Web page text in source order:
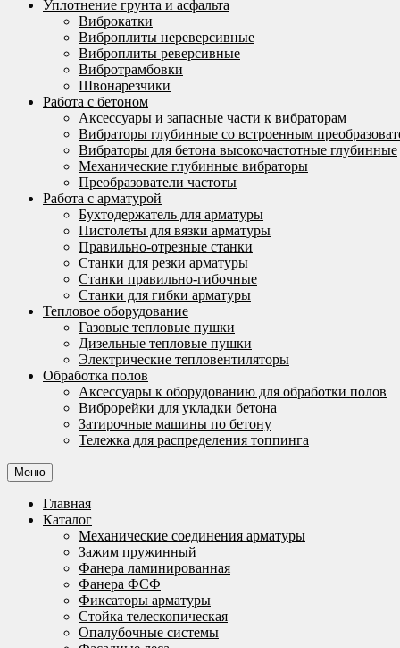
Уплотнение грунта и асфальта
Виброкатки
Виброплиты нереверсивные
Виброплиты реверсивные
Вибротрамбовки
Швонарезчики
Работа с бетоном
Аксессуары и запасные части к вибраторам
Вибраторы глубинные со встроенным
Вибраторы для бетона высокочастотные глубинные
Механические глубинные вибраторы
Преобразователи частоты
Работа с арматурой
Бухтодержатель для арматуры
Пистолеты для вязки арматуры
Правильно-отрезные станки
Станки для резки арматуры
Станки правильно-гибочные
Станки для гибки арматуры
Тепловое оборудование
Газовые тепловые пушки
Дизельные тепловые пушки
Электрические тепловентиляторы
Обработка полов
Аксессуары к оборудованию для обработки полов
Виброрейки для укладки бетона
Затирочные машины по бетону
Тележка для распределения топпинга
Меню
Главная
Каталог
Механические соединения арматуры
Зажим пружинный
Фанера ламинированная
Фанера ФСФ
Фиксаторы арматуры
Стойка телескопическая
Опалубочные системы